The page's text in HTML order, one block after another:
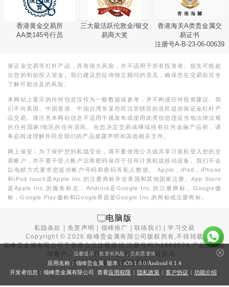
香港黄金交易所
AA类145号行员
三大最活跃伦敦金/银交
易商大奖
香港海关A类贵金属交
易证书
注册号A-B-23-06-00639
保证金交易等杠杆产品，具有很大风险，并不适用于所有投资者。损失可能超
出您的初始投入资金。我们建议您征询独立顾问的意见，确保您在交易前完全
了解可能涉及的风险。
本网站上显示的任何信息仅作为一般数据或参考，并不构成任何投资建议。我
们不向美国、中国香港、中国台湾等某些司法管辖区的居民提供保证金杠杆产
品交易。请注意本网站信息不适用于视发布或使用此类信息违反当地法律法规
的任何国家/地区的任何居民。在您决定交易或继续持有任何金融产品前，请
务必阅读理解并同意我们的产品披露声明和其他相关文件。
网上保安：为了保护您的私隐安全，请不要使用公共或共享计算机登入您的交
易帐户，亦不要于登入帐户后将密码保存于任何计算机或移动设备。我们不会
以电邮方式要求您提供帐户号码和密码等私人数据。 Apple，iPad，iPhone
和iPod touch是Apple Inc.的注册商标并在美国和其他国家注册。App Store
是Apple Inc.的服务标志，Android是Google Inc.的注册商标。Google徽
标，Google Play徽标和Google界面是Google Inc.的商标或注册商标。
电脑版
私隐条款 |免责声明 领峰推广 |联络我们 |学习交易
Copyright ©2026 领峰贵金属有限公司版权所有,不得转载
领峰贵金属有限公司于香港合法注册登记,注册号码为1660574,产品面向全
球客户。本站内所有内容均为香港地区资讯。
投资有风险，入市需谨慎。
温馨提示：投资有风险，交易需谨慎
应用名称：领峰贵金属 版本：iOS 1.0.0/Android 6.1.4
开发者信息：领峰贵金属有限公司 查看应用权限 | 隐私政策 | 客户协议 | 功能介绍